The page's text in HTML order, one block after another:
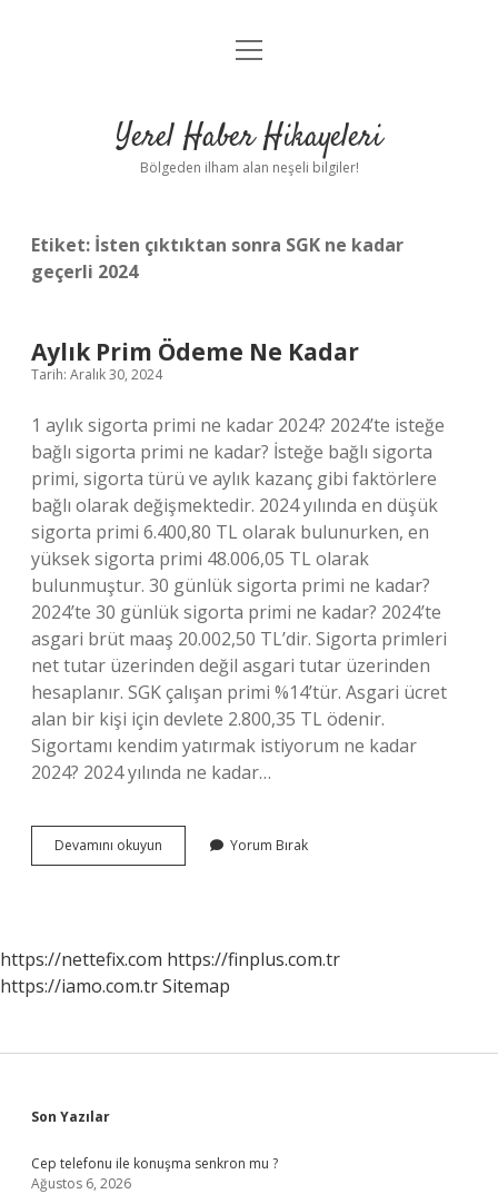
Anasayfa
Yasal Uyarı
menüyü
Yerel Haber Hikayeleri
Bölgeden ilham alan neşeli bilgiler!
Etiket: İsten çıktıktan sonra SGK ne kadar
geçerli 2024
Aylık Prim Ödeme Ne Kadar
Tarih: Aralık 30, 2024
1 aylık sigorta primi ne kadar 2024? 2024’te isteğe
bağlı sigorta primi ne kadar? İsteğe bağlı sigorta
primi, sigorta türü ve aylık kazanç gibi faktörlere
bağlı olarak değişmektedir. 2024 yılında en düşük
sigorta primi 6.400,80 TL olarak bulunurken, en
yüksek sigorta primi 48.006,05 TL olarak
bulunmuştur. 30 günlük sigorta primi ne kadar?
2024’te 30 günlük sigorta primi ne kadar? 2024’te
asgari brüt maaş 20.002,50 TL’dir. Sigorta primleri
net tutar üzerinden değil asgari tutar üzerinden
hesaplanır. SGK çalışan primi %14’tür. Asgari ücret
alan bir kişi için devlete 2.800,35 TL ödenir.
Sigortamı kendim yatırmak istiyorum ne kadar
2024? 2024 yılında ne kadar…
Devamını okuyun
Prim
Yorum Bırak
https://nettefix.com https://finplus.com.tr
https://iamo.com.trSitemap
Sidebar
Son Yazılar
Cep telefonu ile konuşma senkron mu ?
Ağustos 6, 2026